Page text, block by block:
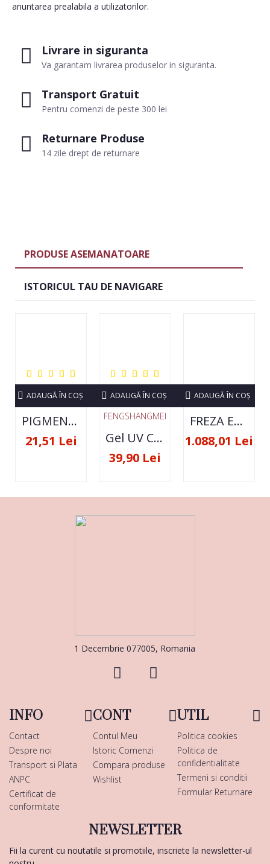
Livrare in siguranta
Va garantam livrarea produselor in siguranta.
Transport Gratuit
Pentru comenzi de peste 300 lei
Returnare Produse
14 zile drept de returnare
anuntarea prealabila a utilizatorilor.
PRODUSE ASEMANATOARE
ISTORICUL TAU DE NAVIGARE
PIGMENT NEON SET 12 CULORI
21,51 Lei
ADAUGĂ ÎN COŞ
FENGSHANGMEI
Gel UV Constructie FSM 50ML - 07
39,90 Lei
ADAUGĂ ÎN COŞ
FREZA ELECTRICA STRONG 210 35000 RPM- ORIGINALA
1.088,01 Lei
ADAUGĂ ÎN COŞ
1 Decembrie 077005, Romania
INFO
Contact
Despre noi
Transport si Plata
ANPC
Certificat de
conformitate
CONT
Contul Meu
Istoric Comenzi
Compara produse
Wishlist
UTIL
Politica cookies
Politica de
confidentialitate
Termeni si conditii
Formular Returnare
NEWSLETTER
Fii la curent cu noutatile si promotiile, inscriete la newsletter-ul